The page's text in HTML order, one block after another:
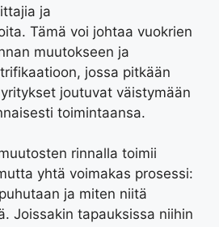
ja
Tämä voi johtaa vuokrien
muutokseen ja
jossa pitkään
joutuvat väistymään
toimintaansa.
rinnalla toimii
yhtä voimakas prosessi:
ja miten niitä
Joissakin tapauksissa niihin